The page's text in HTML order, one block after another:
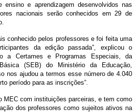
ensino e aprendizagem desenvolvidos nas
nacionais serão conhecidos em 29 de
conhecido pelos professores e foi feita uma
da edição passada”, explicou o
a Certames e Programas Especiais, da
(SEB) do Ministério da Educação,
nos ajudou a termos esse número de 4.040
período para as inscrições”.
MEC com instituições parceiras, e tem como
dos professores como sujeitos ativos na